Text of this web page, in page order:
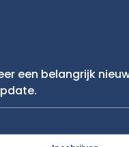
een belangrijk